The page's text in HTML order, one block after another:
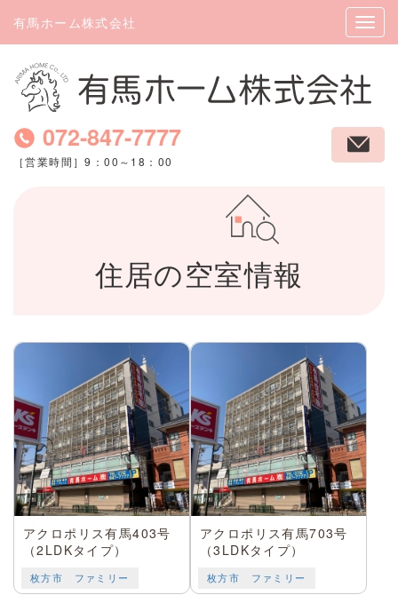
有馬ホーム株式会社
072-847-7777
［営業時間］9：00～18：00
住居の空室情報
アクロポリス有馬403号
（2LDKタイプ）
枚方市 ファミリー
アクロポリス有馬703号
（3LDKタイプ）
枚方市 ファミリー